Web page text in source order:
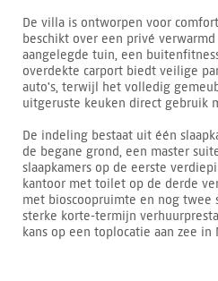
De villa is ontworpen voor
beschikt over een privé
aangelegde tuin, een
overdekte carport biedt veilige
auto's, terwijl het volledig
uitgeruste keuken direct gebruik
De indeling bestaat uit één
de begane grond, een master
slaapkamers op de eerste
kantoor met toilet op de derde
met bioscoopruimte en nog twee
sterke korte-termijn
kans op een toplocatie aan zee in